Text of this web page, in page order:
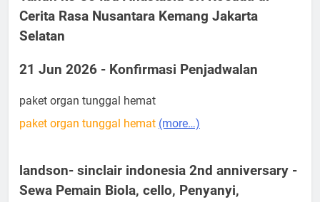
Cerita Rasa Nusantara Kemang Jakarta
Selatan
21 Jun 2026 - Konfirmasi Penjadwalan
paket organ tunggal hemat
paket organ tunggal hemat (more…)
landson- sinclair indonesia 2nd anniversary -
Sewa Pemain Biola, cello, Penyanyi,